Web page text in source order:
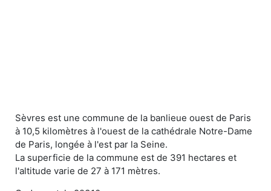
Sèvres est une commune de la banlieue ouest de Paris
à 10,5 kilomètres à l'ouest de la cathédrale Notre-Dame
de Paris, longée à l'est par la Seine.
La superficie de la commune est de 391 hectares et
l'altitude varie de 27 à 171 mètres.